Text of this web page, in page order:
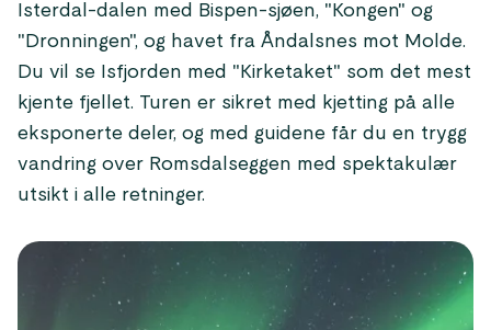
Isterdal-dalen med Bispen-sjøen, "Kongen" og
"Dronningen", og havet fra Åndalsnes mot Molde.
Du vil se Isfjorden med "Kirke­taket" som det mest
kjente fjellet. Turen er sikret med kjetting på alle
eksponerte deler, og med guidene får du en trygg
vandring over Romsdalseggen med spektakulær
utsikt i alle retninger.